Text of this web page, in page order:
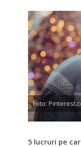
Foto:
5 lucruri pe